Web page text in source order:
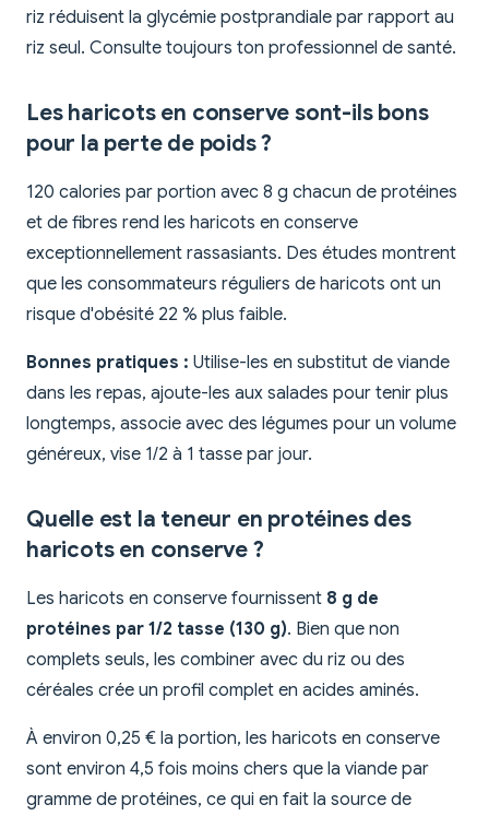
riz réduisent la glycémie postprandiale par rapport au
riz seul. Consulte toujours ton professionnel de santé.
Les haricots en conserve sont-ils bons
pour la perte de poids ?
120 calories par portion avec 8 g chacun de protéines
et de fibres rend les haricots en conserve
exceptionnellement rassasiants. Des études montrent
que les consommateurs réguliers de haricots ont un
risque d'obésité 22 % plus faible.
Bonnes pratiques : Utilise-les en substitut de viande
dans les repas, ajoute-les aux salades pour tenir plus
longtemps, associe avec des légumes pour un volume
généreux, vise 1/2 à 1 tasse par jour.
Quelle est la teneur en protéines des
haricots en conserve ?
Les haricots en conserve fournissent 8 g de
protéines par 1/2 tasse (130 g). Bien que non
complets seuls, les combiner avec du riz ou des
céréales crée un profil complet en acides aminés.
À environ 0,25 € la portion, les haricots en conserve
sont environ 4,5 fois moins chers que la viande par
gramme de protéines, ce qui en fait la source de